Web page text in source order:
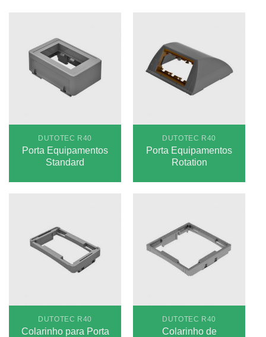
DUTOTEC R40
Porta Equipamentos
Standard
DUTOTEC R40
Porta Equipamentos
Rotation
DUTOTEC R40
Colarinho para Porta
DUTOTEC R40
Colarinho de